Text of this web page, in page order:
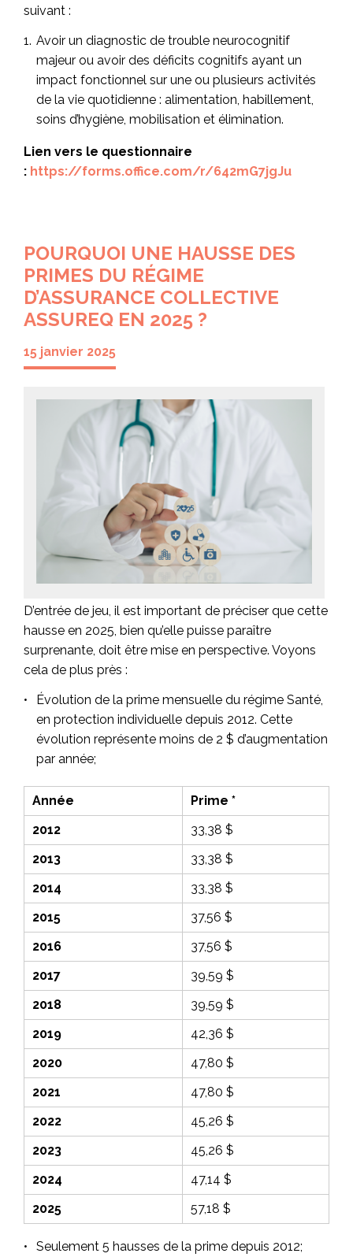
suivant :
Avoir un diagnostic de trouble neurocognitif
majeur ou avoir des déficits cognitifs ayant un
impact fonctionnel sur une ou plusieurs activités
de la vie quotidienne : alimentation, habillement,
soins d’hygiène, mobilisation et élimination.
Lien vers le questionnaire
: https://forms.office.com/r/642mG7jgJu
POURQUOI UNE HAUSSE DES
PRIMES DU RÉGIME
D’ASSURANCE COLLECTIVE
ASSUREQ EN 2025 ?
15 janvier 2025
D’entrée de jeu, il est important de préciser que cette
hausse en 2025, bien qu’elle puisse paraître
surprenante, doit être mise en perspective. Voyons
cela de plus près :
Évolution de la prime mensuelle du régime Santé
en protection individuelle depuis 2012. Cette
évolution représente moins de 2 $ d’augmentation
par année;
Année
Prime *
2012
33,38 $
2013
33,38 $
2014
33,38 $
2015
37,56 $
2016
37,56 $
2017
39,59 $
2018
39,59 $
2019
42,36 $
2020
47,80 $
2021
47,80 $
2022
45,26 $
2023
45,26 $
2024
47,14 $
2025
57,18 $
Seulement 5 hausses de la prime depuis 2012;